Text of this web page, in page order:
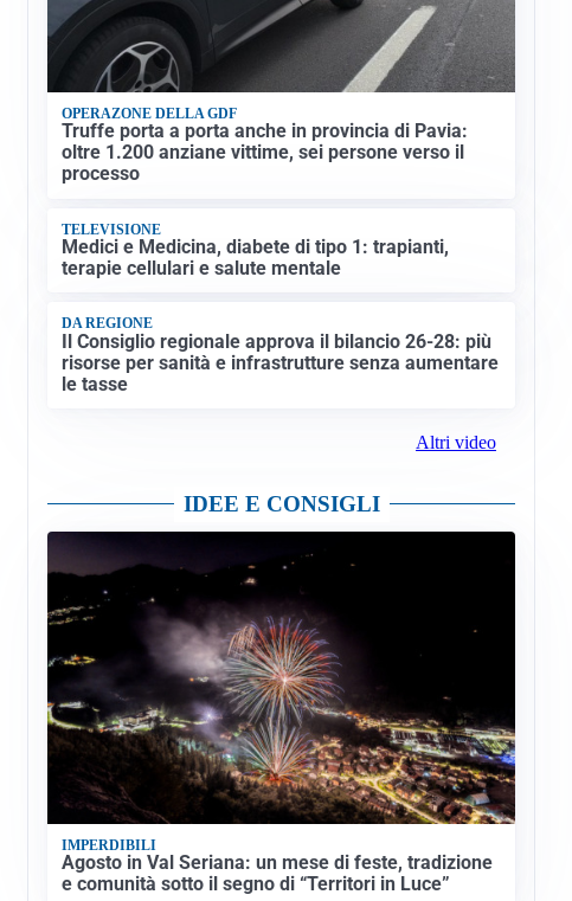
OPERAZONE DELLA GDF
Truffe porta a porta anche in provincia di Pavia:
oltre 1.200 anziane vittime, sei persone verso il
processo
TELEVISIONE
Medici e Medicina, diabete di tipo 1: trapianti,
terapie cellulari e salute mentale
DA REGIONE
Il Consiglio regionale approva il bilancio 26-28: più
risorse per sanità e infrastrutture senza aumentare
le tasse
Altri video
IDEE E CONSIGLI
IMPERDIBILI
Agosto in Val Seriana: un mese di feste, tradizione
e comunità sotto il segno di “Territori in Luce”